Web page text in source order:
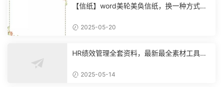
【信纸】word美轮美奂信纸，换一种方式，
2025-05-20
HR绩效管理全套资料，最新最全素材工具，
2025-05-14